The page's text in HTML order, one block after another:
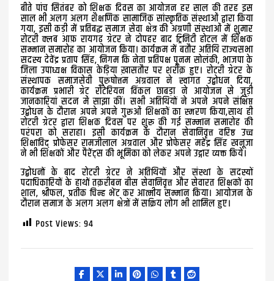
बीते पांच सितंबर को शिक्षक दिवस का आयोजन हर साल की तरह इस
साल भी अलग अलग शैक्षणिक सामाजिक सांस्कृतिक संस्थाओं द्वारा किया
गया, इसी कड़ी में प्रतिबद्ध समाज सेवा क्षेत्र की अग्रणी संस्थाओं में शुमार
रोटरी क्लब आफ़ रायगढ़ ग्रेटर ने दोपहर बाद ट्रिनिटी होटल में शिक्षक
सम्मान समारोह का आयोजन किया। कार्यक्रम में बतौर अतिथि राज्यसभा
सदस्य देवेंद्र प्रताप सिंह, निगम कि नेता प्रतिपक्ष पूनम सोलंकी, भाजपा के
जिला उपाध्यक्ष विकास केड़िया ख़ासतौर पर शरीक़ हुए। रोटरी ग्रेटर के
संस्थापक समाजसेवी पुरुषोत्तम अग्रवाल ने स्वागत उद्बोधन दिया,
कार्यक्रम प्रभारी ग्रेट रोटेरियन विंकल छाबड़ा ने आयोजन से जुड़ी
जानकारियां सदन में‌ साझा कीं। सभी अतिथियों ने अपने अपने संक्षिप्त
उद्बोधन के दौरान अपने अपने गुरूओं शिक्षकों का स्मरण किया,साथ ही
रोटरी ग्रेटर द्वारा शिक्षक दिवस पर शुरू की गई सम्मान समारोह की
परंपरा को सराहा। इसी कार्यक्रम के दौरान सेवानिवृत्त वरिष्ठ उच्च
शिक्षाविद् प्रोफेसर रामजीलाल अग्रवाल और प्रोफेसर महेंद्र सिंह खनूजा
ने भी शिक्षकों और पैरेंट्स की भूमिका को लेकर अपने उद्गार व्यक्त किये।
उद्बोधनों के बाद रोटरी ग्रेटर ने अतिथियों और संस्था के सदस्यों
पदाधिकारियों के हाथों तक़रीबन बीस सेवानिवृत्त और सेवारत शिक्षकों का
शाल, श्रीफल, प्रतीक चिन्ह भेंट कर आत्मीय सम्मान किया। आयोजन के
दौरान समाज के अलग अलग क्षेत्रों में सक्रिय लोग भी शामिल हुए।
Post Views: 94